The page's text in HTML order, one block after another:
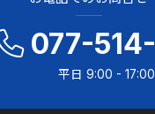
077-
平日 9:00 - 17:00